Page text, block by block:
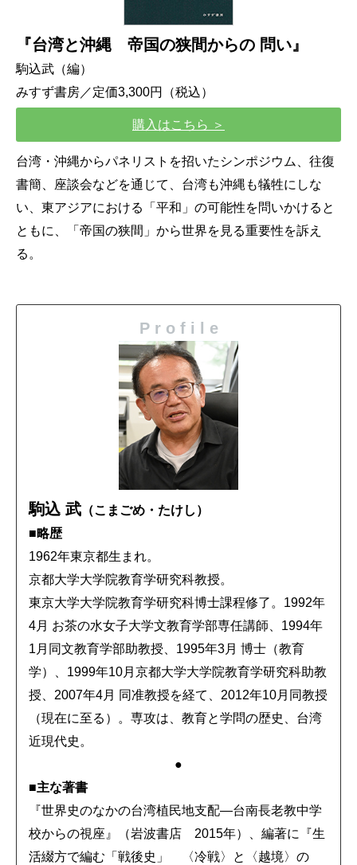
『台湾と沖縄 帝国の狭間からの 問い』
駒込武（編）
みすず書房／定価3,300円（税込）
購入はこちら ＞
台湾・沖縄からパネリストを招いたシンポジウム、往復
書簡、座談会などを通じて、台湾も沖縄も犠牲にしな
い、東アジアにおける「平和」の可能性を問いかけると
ともに、「帝国の狭間」から世界を見る重要性を訴え
る。
P r o f i l e
駒込 武 （こまごめ・たけし）
■略歴
1962年東京都生まれ。
京都大学大学院教育学研究科教授。
東京大学大学院教育学研究科博士課程修了。1992年
4月 お茶の水女子大学文教育学部専任講師、1994年
1月同文教育学部助教授、1995年3月 博士（教育
学）、1999年10月京都大学大学院教育学研究科助教
授、2007年4月 同准教授を経て、2012年10月同教授
（現在に至る）。専攻は、教育と学問の歴史、台湾
近現代史。
●
■主な著書
『世界史のなかの台湾植民地支配―台南長老教中学
校からの視座』（岩波書店 2015年）、編著に『生
活綴方で編む「戦後史」 〈冷戦〉と〈越境〉の